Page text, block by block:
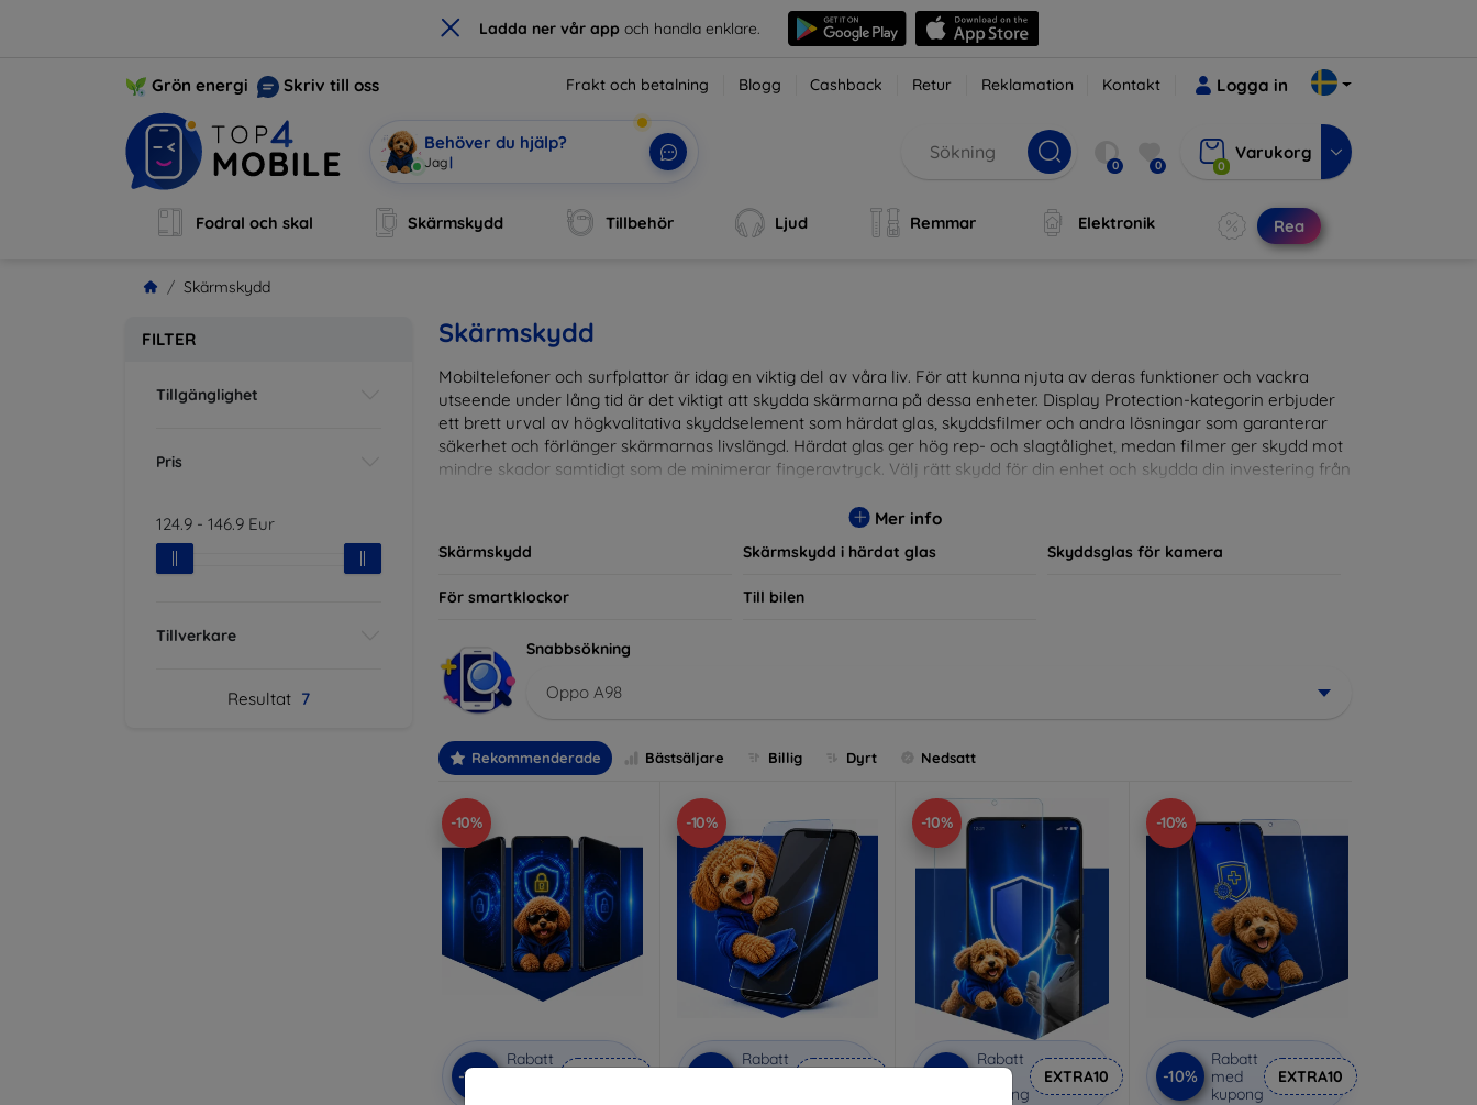
× Ladda ner vår app och handla enklare.
Grön energi Skriv till oss Frakt och betalning Blogg Cashback Retur Reklamation Kontakt Logga in
Behöver du hjälp?
Jag är Mobi 0 0 0
Varukorg
Fodral och skal Skärmskydd Tillbehör Ljud Remmar Elektronik Rea
Skärmskydd
FILTER
Tillgänglighet
Pris
124.9 - 146.9 Eur
Tillverkare
Resultat 7
Skärmskydd
Mobiltelefoner och surfplattor är idag en viktig del av våra liv. För att kunna njuta av deras funktioner och vackra
utseende under lång tid är det viktigt att skydda skärmarna på dessa enheter. Display Protection-kategorin erbjuder
ett brett urval av högkvalitativa skyddselement som härdat glas, skyddsfilmer och andra lösningar som garanterar
säkerhet och förlänger skärmarnas livslängd. Härdat glas ger hög rep- och slagtålighet, medan filmer ger skydd mot
mindre skador samtidigt som de minimerar fingeravtryck. Välj rätt skydd för din enhet och skydda din investering från
modeller, vilket säkerställer att varje kund hittar det perfekta skyddet för sin enhet.
Mer info
Skärmskydd Skärmskydd i härdat glas Skyddsglas för kamera
För smartklockor Till bilen
Snabbsökning
Oppo A98
Rekommenderade Bästsäljare Billig Dyrt Nedsatt
-10%
-10%
Rabatt
-10%
Rabatt
-10%
Rabatt
kupong
EXTRA10
-10%
-10%
Rabatt
med
kupong
EXTRA10